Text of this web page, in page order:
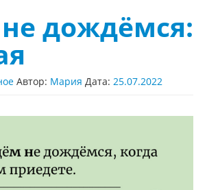
дождёмся:
Автор: Мария Дата: 25.07.2022